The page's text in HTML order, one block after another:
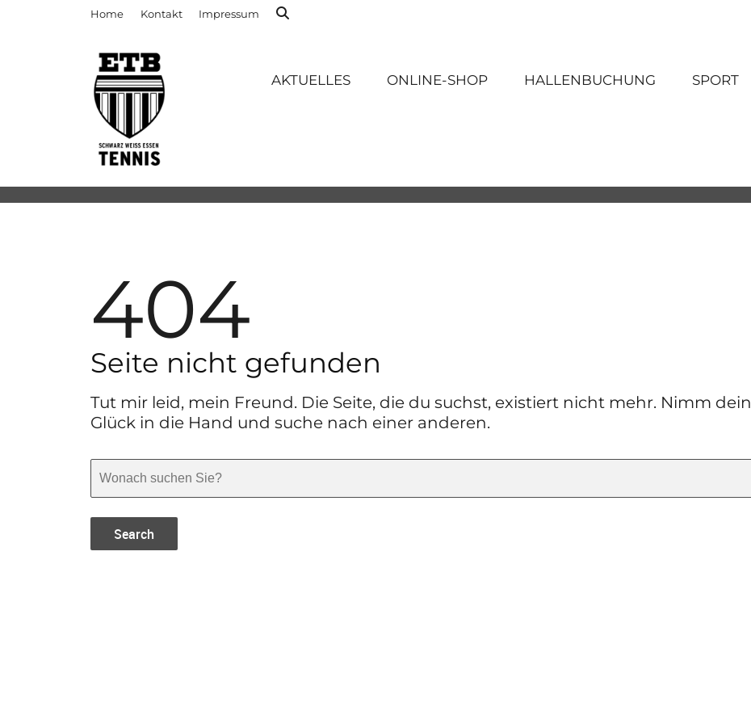
Home Kontakt Impressum
AKTUELLES ONLINE-SHOP HALLENBUCHUNG SPORT
404
Seite nicht gefunden
Tut mir leid, mein Freund. Die Seite, die du suchst, existiert nicht mehr. Nimm dein
Glück in die Hand und suche nach einer anderen.